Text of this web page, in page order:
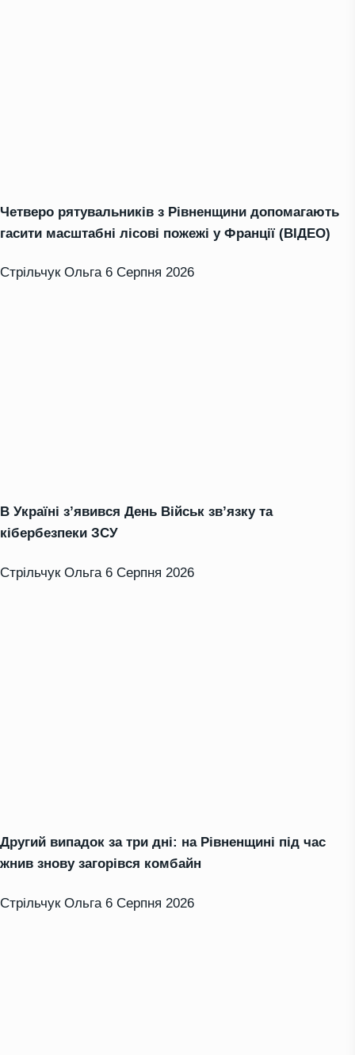
Четверо рятувальників з Рівненщини допомагають
гасити масштабні лісові пожежі у Франції (ВІДЕО)
Стрільчук Ольга 6 Серпня 2026
В Україні з’явився День Військ зв’язку та
кібербезпеки ЗСУ
Стрільчук Ольга 6 Серпня 2026
Другий випадок за три дні: на Рівненщині під час
жнив знову загорівся комбайн
Стрільчук Ольга 6 Серпня 2026